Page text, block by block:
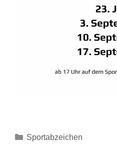
Sportabzeichen